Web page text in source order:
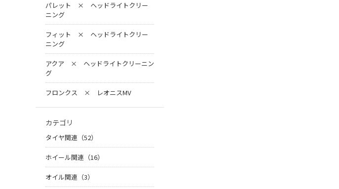
パレット × ヘッドライトクリー
ニング
フィット × ヘッドライトクリー
ニング
アクア × ヘッドライトクリーニン
グ
フロンクス × レオニスMV
カテゴリ
タイヤ関連（52）
ホイール関連（16）
オイル関連（3）